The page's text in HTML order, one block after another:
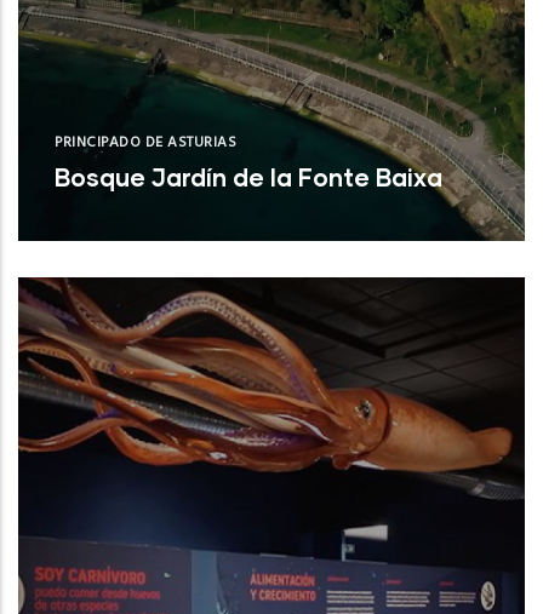
PRINCIPADO DE ASTURIAS
Bosque Jardín de la Fonte Baixa
Valdés (Asturias)